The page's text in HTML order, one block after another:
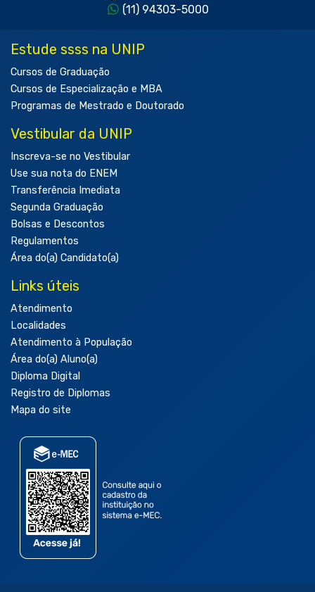
(11) 94303-5000
Estude ssss na UNIP
Cursos de Graduação
Cursos de Especialização e MBA
Programas de Mestrado e Doutorado
Vestibular da UNIP
Inscreva-se no Vestibular
Use sua nota do ENEM
Transferência Imediata
Segunda Graduação
Bolsas e Descontos
Regulamentos
Área do(a) Candidato(a)
Links úteis
Atendimento
Localidades
Atendimento à População
Área do(a) Aluno(a)
Diploma Digital
Registro de Diplomas
Mapa do site